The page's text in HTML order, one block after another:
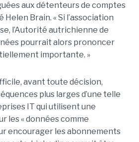
aux détenteurs de comptes
Helen Brain. « Si l’association
l’Autorité autrichienne de
pourrait alors prononcer
importante. »
avant toute décision,
plus larges d’une telle
IT qui utilisent une
les « données comme
encourager les abonnements